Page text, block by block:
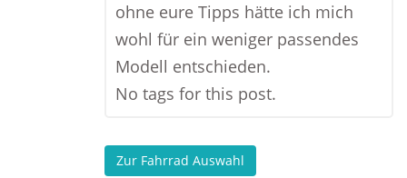
ohne eure Tipps hätte ich mich
wohl für ein weniger passendes
Modell entschieden.
No tags for this post.
Zur Fahrrad Auswahl